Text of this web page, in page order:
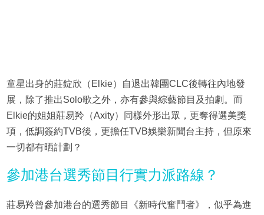
童星出身的莊錠欣（Elkie）自退出韓團CLC後轉往內地發
展，除了推出Solo歌之外，亦有參與綜藝節目及拍劇。而
Elkie的姐姐莊易羚（Axity）同樣外形出眾，更奪得選美獎
項，低調簽約TVB後，更擔任TVB娛樂新聞台主持，但原來
一切都有晒計劃？
參加港台選秀節目行實力派路線？
莊易羚曾參加港台的選秀節目《新時代奮鬥者》，似乎為進